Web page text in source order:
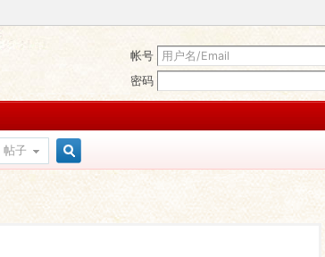
帐号
密码
帖子